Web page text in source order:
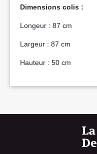
Dimensions colis :
Longeur : 87 cm
Largeur : 87 cm
Hauteur : 50 cm